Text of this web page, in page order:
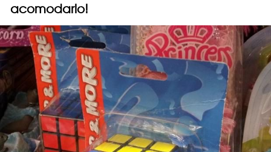
acomodarlo!